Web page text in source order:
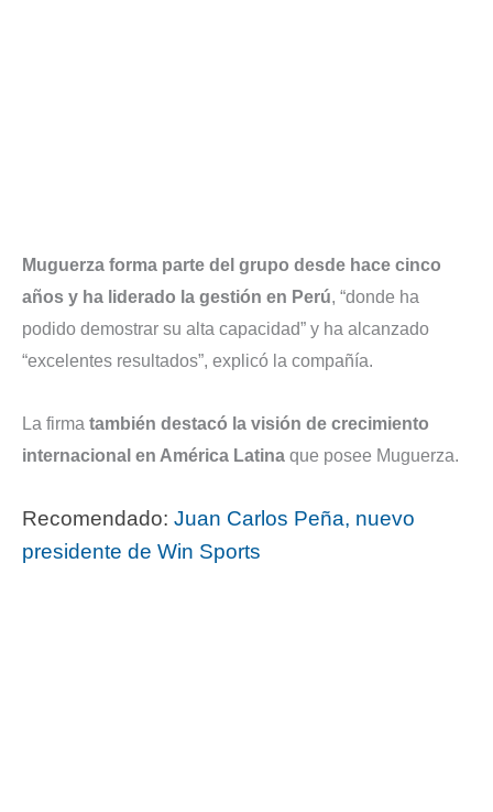
Muguerza forma parte del grupo desde hace cinco
años y ha liderado la gestión en Perú, “donde ha
podido demostrar su alta capacidad” y ha alcanzado
“excelentes resultados”, explicó la compañía.
La firma también destacó la visión de crecimiento
internacional en América Latina que posee Muguerza.
Recomendado: Juan Carlos Peña, nuevo
presidente de Win Sports